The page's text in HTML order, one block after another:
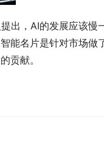
出，AI的发展应该慢
能名片是针对市场做
贡献。